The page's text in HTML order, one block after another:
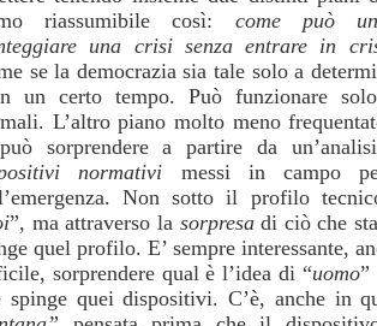
riassumibile così: come può
una crisi senza entrare in
se la democrazia sia tale solo a
un certo tempo. Può funzionare
L’altro piano molto meno
sorprendere a partire da
normativi messi in campo
Non sotto il profilo
”, ma attraverso la sorpresadi ciò che
quel profilo. E’ sempre interessante,
sorprendere qual è l’idea di “uomo”
spinge quei dispositivi. C’è, anche in